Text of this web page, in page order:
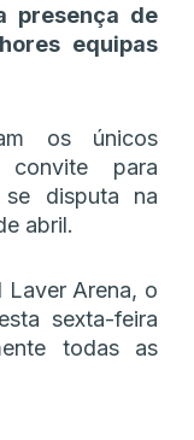
presença de
equipas
os únicos
para
disputa na
abril.
Laver Arena, o
sexta-feira
todas as